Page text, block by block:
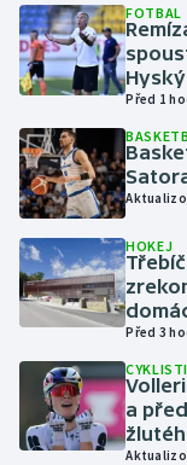
Házená
Jezdectví
Judo
Krasobruslení
Lezení
Lyže a snowboard
Moderní pětiboj
Motorsport
FOTBAL
Hyský
Před 1
HOKEJ
Před 3
a